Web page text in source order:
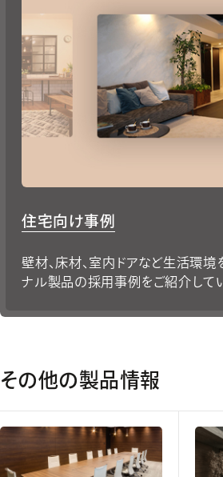
住宅向け事例
壁材、床材、室内ドアなど生活環
ナル製品の採用事例をご紹介してい
その他の製品情報